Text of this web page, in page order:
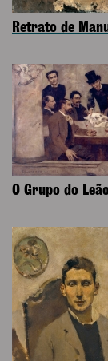
Retrato de
O Grupo do